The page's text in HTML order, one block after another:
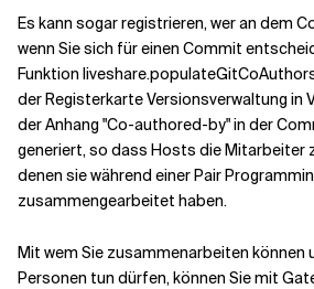
Es kann sogar registrieren, wer an dem
wenn Sie sich für einen Commit
Funktion
der Registerkarte Versionsverwaltung in
der Anhang "Co-authored-by" in der
generiert, so dass Hosts die Mitarbeiter
denen sie während einer Pair
zusammengearbeitet haben.
Mit wem Sie zusammenarbeiten können
Personen tun dürfen, können Sie mit